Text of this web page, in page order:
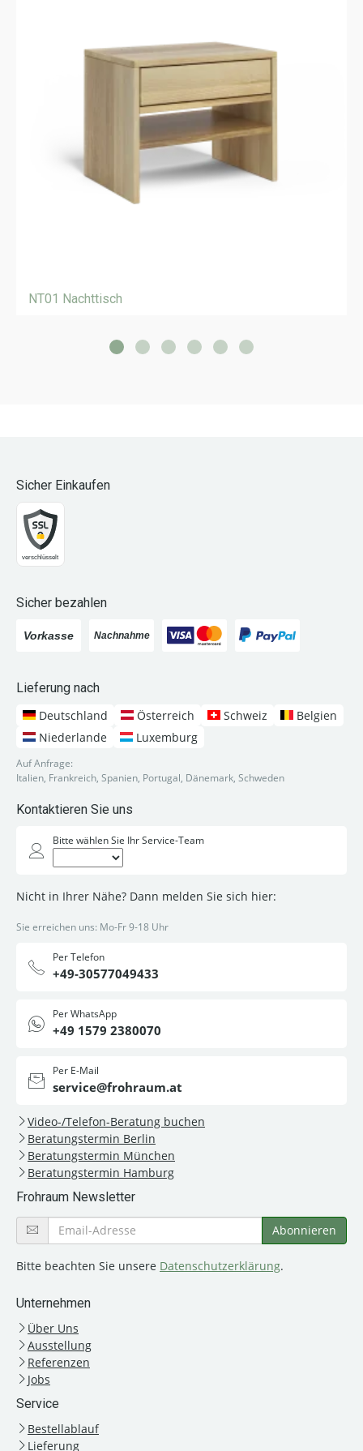
NT01 Nachttisch
Sicher Einkaufen
Sicher bezahlen
Lieferung nach
Deutschland
Österreich Schweiz
Belgien
Niederlande
Luxemburg
Auf Anfrage:
Italien, Frankreich, Spanien, Portugal, Dänemark, Schweden
Kontaktieren Sie uns
Bitte wählen Sie Ihr Service-Team
Nicht in Ihrer Nähe? Dann melden Sie sich hier:
Sie erreichen uns: Mo-Fr 9-18 Uhr
Per Telefon
+49-30577049433
Per WhatsApp
+49 1579 2380070
Per E-Mail
service@frohraum.at
Video-/Telefon-Beratung buchen
Beratungstermin Berlin
Beratungstermin München
Beratungstermin Hamburg
Frohraum Newsletter
Bitte beachten Sie unsere Datenschutzerklärung.
Unternehmen
Über Uns
Ausstellung
Referenzen
Jobs
Service
Bestellablauf
Lieferung